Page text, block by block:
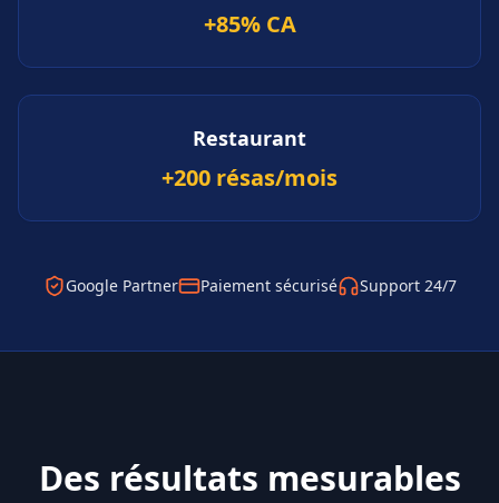
+85% CA
Restaurant
+200 résas/mois
Google Partner Paiement sécurisé Support 24/7
Des résultats mesurables